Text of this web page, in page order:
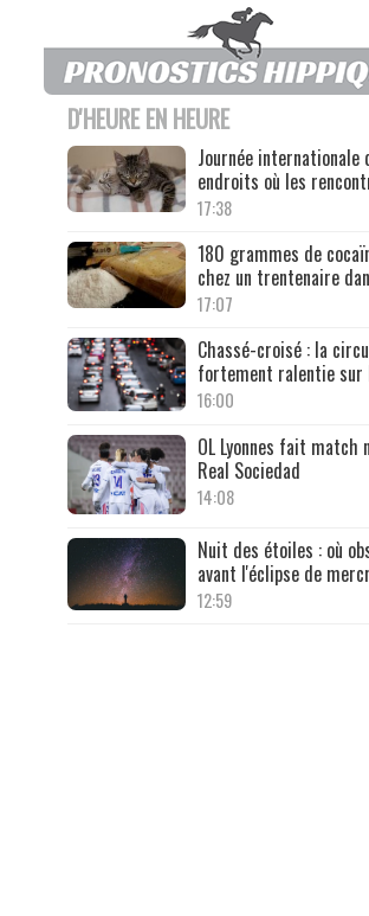
D'HEURE EN HEURE
Journée internationale
endroits où les
17:38
180 grammes de
chez un trentenaire
17:07
Chassé-croisé : la
fortement ralentie sur
16:00
OL Lyonnes fait match
Real Sociedad
14:08
Nuit des étoiles : où
avant l'éclipse de
12:59